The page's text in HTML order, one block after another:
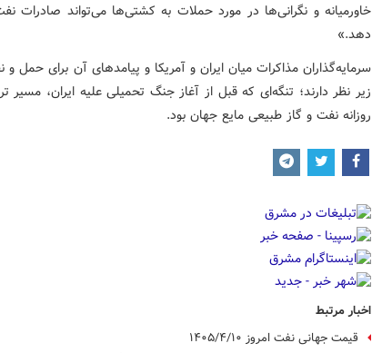
خاورمیانه و نگرانی‌ها در مورد حملات به کشتی‌ها می‌تواند صادرات
دهد.»
سرمایه‌گذاران مذاکرات میان ایران و آمریکا و پیامدهای آن برای حمل و
زیر نظر دارند؛ تنگه‌ای که قبل از آغاز جنگ تحمیلی علیه ایران، مسیر
روزانه نفت و گاز طبیعی مایع جهان بود.
اخبار مرتبط
قیمت جهانی نفت امروز ۱۴۰۵/۴/۱۰